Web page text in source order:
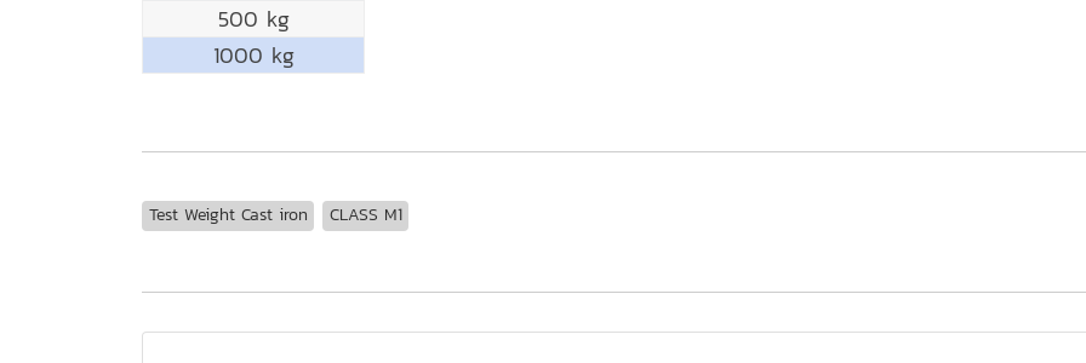
500 kg
1000 kg
Test Weight Cast iron CLASS M1